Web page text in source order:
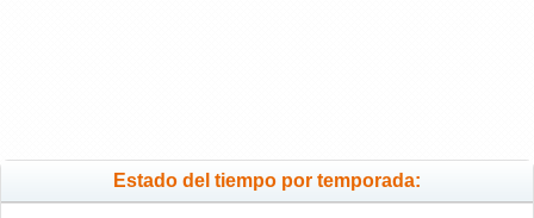
Estado del tiempo por temporada: